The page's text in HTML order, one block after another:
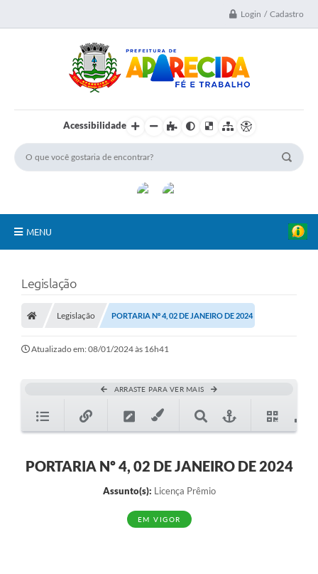
Login / Cadastro
Acessibilidade
MENU
Secretarias
Transparência
Turismo
Coronavírus
Serviços Online
Legislação
Legislação PORTARIA Nº 4, 02 DE JANEIRO DE 2024
Atualizado em: 08/01/2024 às 16h41
ARRASTE PARA VER MAIS
PORTARIA Nº 4, 02 DE JANEIRO DE 2024
Assunto(s): Licença Prêmio
EM VIGOR